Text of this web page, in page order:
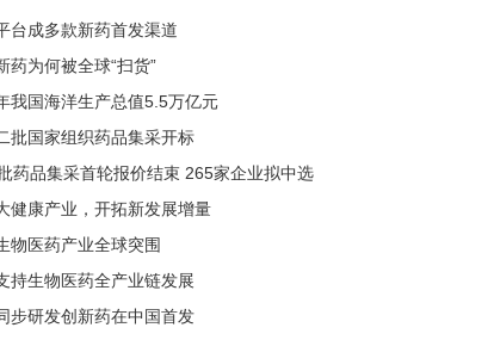
台成多款新药首发渠道
药为何被全球“扫货”
我国海洋生产总值5.5万亿元
批国家组织药品集采开标
药品集采首轮报价结束 265家企业拟中选
健康产业，开拓新发展增量
物医药产业全球突围
持生物医药全产业链发展
步研发创新药在中国首发